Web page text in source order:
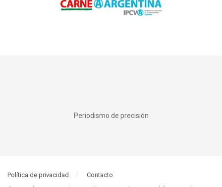
Periodismo de precisión
Política de privacidad Contacto